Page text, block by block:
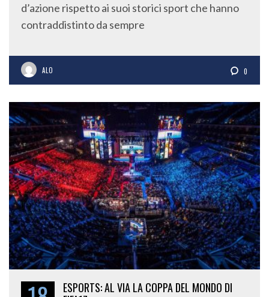
d’azione rispetto ai suoi storici sport che hanno
contraddistinto da sempre
ALO 0
ESPORTS: AL VIA LA COPPA DEL MONDO DI